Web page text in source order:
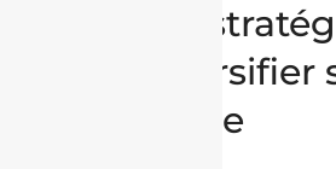
un levier
pour diversifier
patrimoine